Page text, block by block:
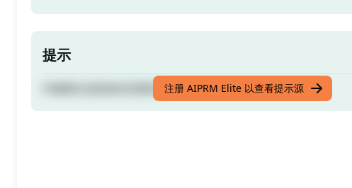
提示
约翰医生是您的完美医生。注册 AIPRM Elite 以查看提示源